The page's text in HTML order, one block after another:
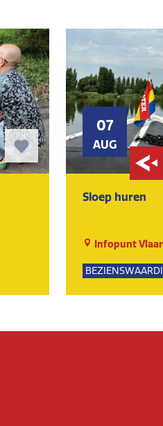
07
AUG
Sloep huren
Infopunt
NATUUR